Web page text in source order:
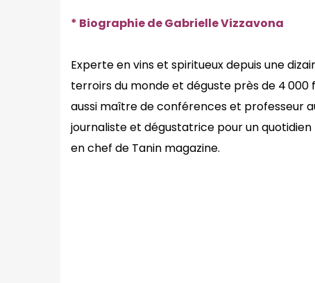
* Biographie de Gabrielle Vizzavona
Experte en vins et spiritueux depuis une
terroirs du monde et déguste près de 4
aussi maître de conférences et professeur
journaliste et dégustatrice pour un
en chef de Tanin magazine.